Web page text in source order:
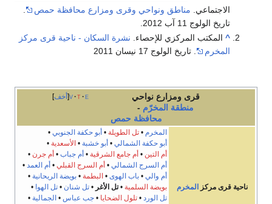
الاجتماعي. مناطق ونواحي وقرى ومزارع محافظة حمص
.
تاريخ الولوج 11 آب 2012.
^ المكتب المركزي للإحصاء. نشرة السكان - ناحية قرى مركز
المخرم
. تاريخ الولوج 17 نيسان 2011
أخف v t e
قرى ومزارع نواحي
منطقة المخرّم -
محافظة حمص
ناحية قرى مركز المخرم
المخرم •تل الطويلة • أبو حكفة الجنوبي •
أبو حكفة الشمالي • أبو خشبة • الأسعدية •
أم التين • أم جامع الشرقية • أم جباب • أم جرن •
أم السرج الشمالي • أم السرج القبلي • أم العمد •
أم والي •باب الهوى • البطمة •بويضة الريحانية •
بويضة السلمية •تل الأغر •تل شنان •تل الهوا •
تل الورد •تلول الضحايا •جب عباس • الجمالية •